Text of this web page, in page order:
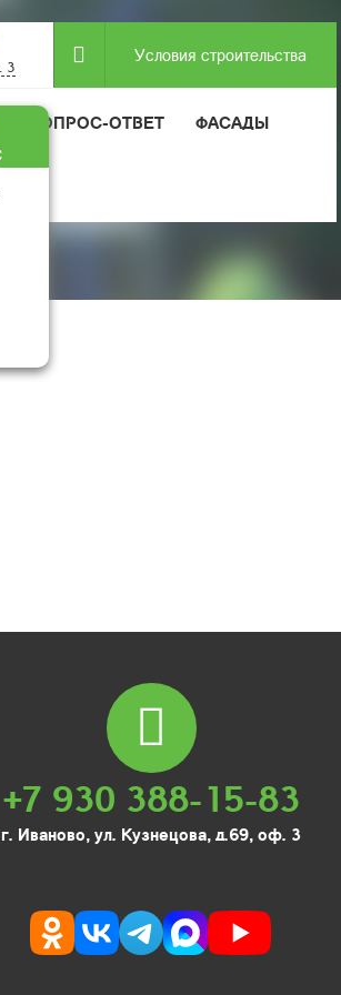
3
Условия строительства
ВОПРОС-ОТВЕТ ФАСАДЫ
+7 930 388-15-83
г. Иваново, ул. Кузнецова, д.69, оф. 3